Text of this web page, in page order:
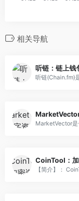
相关导航
听链：链上钱
听链(Chain.fm)
MarketVector是
CoinTool：
【简介】：